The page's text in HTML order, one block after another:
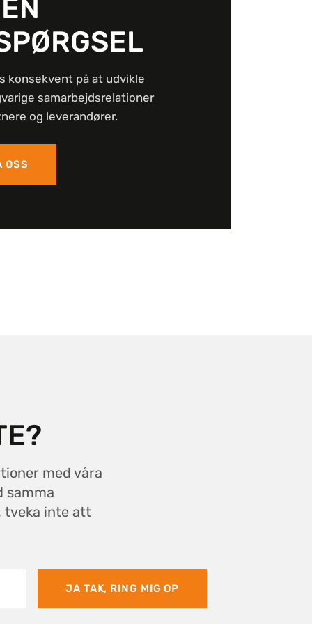
konsekvent på at udvikle
samarbejdsrelationer
og leverandører.
OSS
med våra
samma
tveka inte att
JA TAK, RING MIG OP